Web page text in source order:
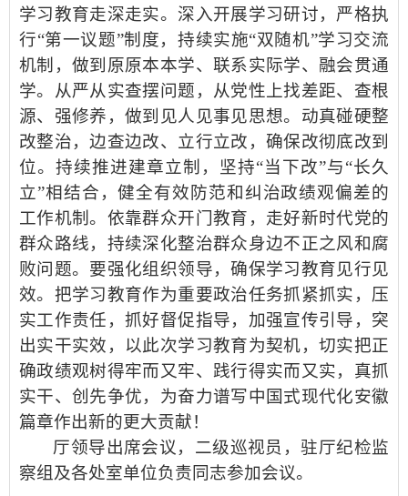
学习教育走深走实。深入开展学习研讨，严格执
行“第一议题”制度，持续实施“双随机”学习交流
机制，做到原原本本学、联系实际学、融会贯通
学。从严从实查摆问题，从党性上找差距、查根
源、强修养，做到见人见事见思想。动真碰硬整
改整治，边查边改、立行立改，确保改彻底改到
位。持续推进建章立制，坚持“当下改”与“长久
立”相结合，健全有效防范和纠治政绩观偏差的
工作机制。依靠群众开门教育，走好新时代党的
群众路线，持续深化整治群众身边不正之风和腐
败问题。要强化组织领导，确保学习教育见行见
效。把学习教育作为重要政治任务抓紧抓实，压
实工作责任，抓好督促指导，加强宣传引导，突
出实干实效，以此次学习教育为契机，切实把正
确政绩观树得牢而又牢、践行得实而又实，真抓
实干、创先争优，为奋力谱写中国式现代化安徽
篇章作出新的更大贡献！
厅领导出席会议，二级巡视员，驻厅纪检监
察组及各处室单位负责同志参加会议。